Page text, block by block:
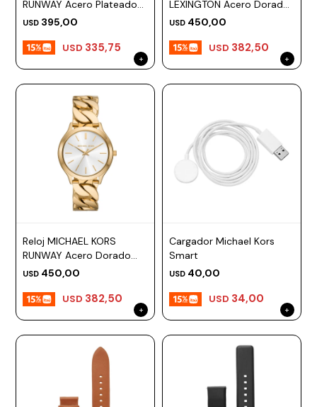
RUNWAY Acero Plateado
Esfera 42mm
USD 395,00
USD 335,75
LEXINGTON Acero Dorado
Esfera 19mm
USD 450,00
USD 382,50
Reloj MICHAEL KORS
RUNWAY Acero Dorado
Esfera 38mm
USD 450,00
USD 382,50
Cargador Michael Kors
Smart
USD 40,00
USD 34,00